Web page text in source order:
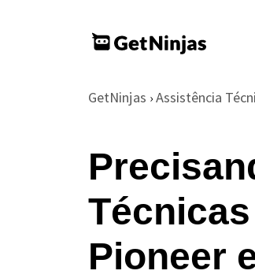
GetNinjas › Assistência
Pioneer